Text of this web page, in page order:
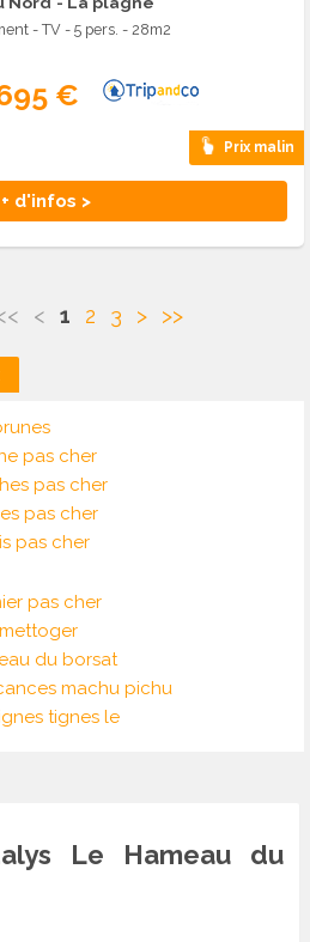
- TV - 5 pers. - 28m2
€
Prix malin
+ d'infos >
< 1 2 3 > >>
pas cher
pas cher
pas cher
pas cher
pas cher
du borsat
machu pichu
tignes le
Le Hameau du